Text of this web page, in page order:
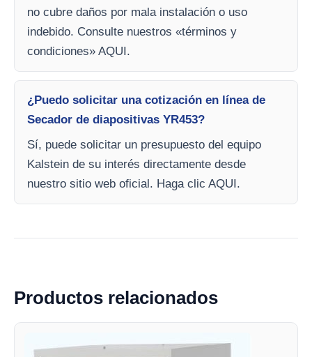
no cubre daños por mala instalación o uso
indebido. Consulte nuestros «términos y
condiciones» AQUI.
¿Puedo solicitar una cotización en línea de
Secador de diapositivas YR453?
Sí, puede solicitar un presupuesto del equipo
Kalstein de su interés directamente desde
nuestro sitio web oficial. Haga clic AQUI.
Productos relacionados